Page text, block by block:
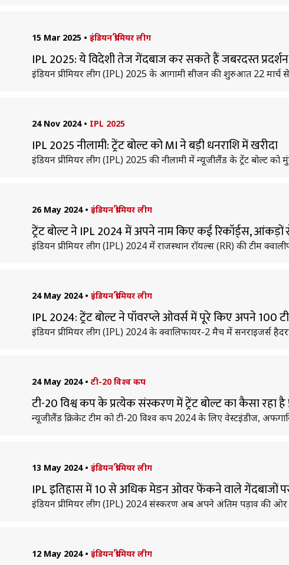
15 Mar 2025 • इंडियन प्रीमियर लीग
IPL 2025: ये विदेशी तेज गेंदबाज कर सकते हैं जबरदस्त
इंडियन प्रीमियर लीग (IPL) 2025 के आगामी सीजन की शुरुआत 22 मार्च
24 Nov 2024 • IPL 2025
IPL 2025 नीलामी: ट्रेंट बोल्ट को MI ने बड़ी धनराशि में खरीदा
इंडियन प्रीमियर लीग (IPL) 2025 की नीलामी में न्यूजीलैंड के ट्रेंट बोल्ट
26 May 2024 • इंडियन प्रीमियर लीग
ट्रेंट बोल्ट ने IPL 2024 में अपने नाम किए कई रिकॉर्ड्स, आंकड़ों
इंडियन प्रीमियर लीग (IPL) 2024 में राजस्थान रॉयल्स (RR) की टीम
24 May 2024 • इंडियन प्रीमियर लीग
IPL 2024: ट्रेंट बोल्ट ने पॉवरप्ले ओवर्स में पूरे किए अपने 100
इंडियन प्रीमियर लीग (IPL) 2024 के क्वालिफायर-2 मैच में सनराइजर्स
24 May 2024 • टी-20 विश्व कप
टी-20 विश्व कप के प्रत्येक संस्करण में ट्रेंट बोल्ट का कैसा रहा है
न्यूजीलैंड क्रिकेट टीम को टी-20 विश्व कप 2024 के लिए वेस्टइंडीज,
13 May 2024 • इंडियन प्रीमियर लीग
IPL इतिहास में 10 से अधिक मेडन ओवर फेंकने वाले गेंदबाजों
इंडियन प्रीमियर लीग (IPL) 2024 संस्करण अब अपने अंतिम पड़ाव की
12 May 2024 • इंडियन प्रीमियर लीग